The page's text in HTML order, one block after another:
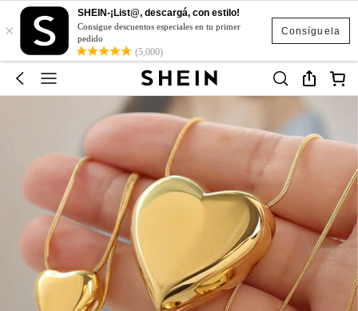
Consíguela
×
SHEIN-¡List@, descargá, con estilo!
Consigue descuentos especiales en tu primer
pedido
(5,000)